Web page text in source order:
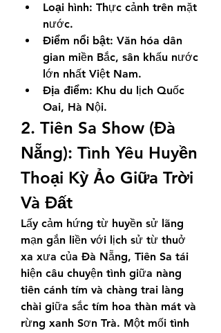
Loại hình: Thực cảnh trên mặt
nước.
Điểm nổi bật: Văn hóa dân
gian miền Bắc, sân khấu nước
lớn nhất Việt Nam.
Địa điểm: Khu du lịch Quốc
Oai, Hà Nội.
2. Tiên Sa Show (Đà
Nẵng): Tình Yêu Huyền
Thoại Kỳ Ảo Giữa Trời
Và Đất
Lấy cảm hứng từ huyền sử lãng
mạn gắn liền với lịch sử từ thuở
xa xưa của Đà Nẵng, Tiên Sa tái
hiện câu chuyện tình giữa nàng
tiên cánh tím và chàng trai làng
chài giữa sắc tím hoa thàn mát và
rừng xanh Sơn Trà. Một mối tình